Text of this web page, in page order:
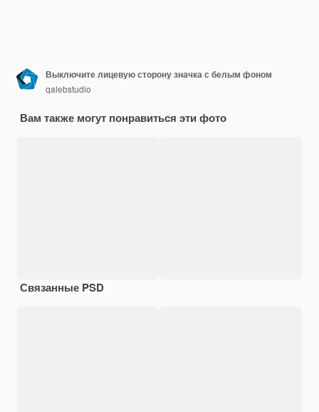
Выключите лицевую сторону значка с белым фоном
qalebstudio
Вам также могут понравиться эти фото
Связанные PSD